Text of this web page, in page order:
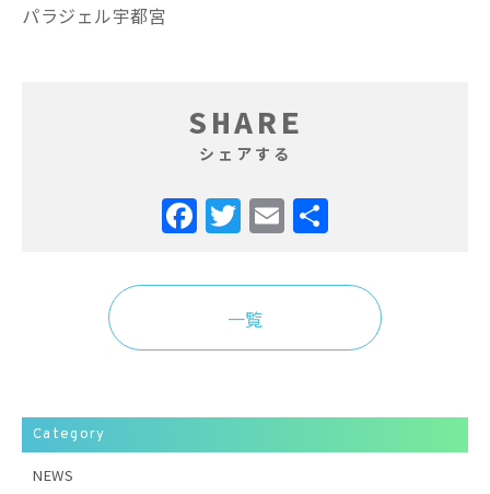
パラジェル宇都宮
SHARE
シェアする
Facebook
Twitter
Email
一覧
Category
NEWS